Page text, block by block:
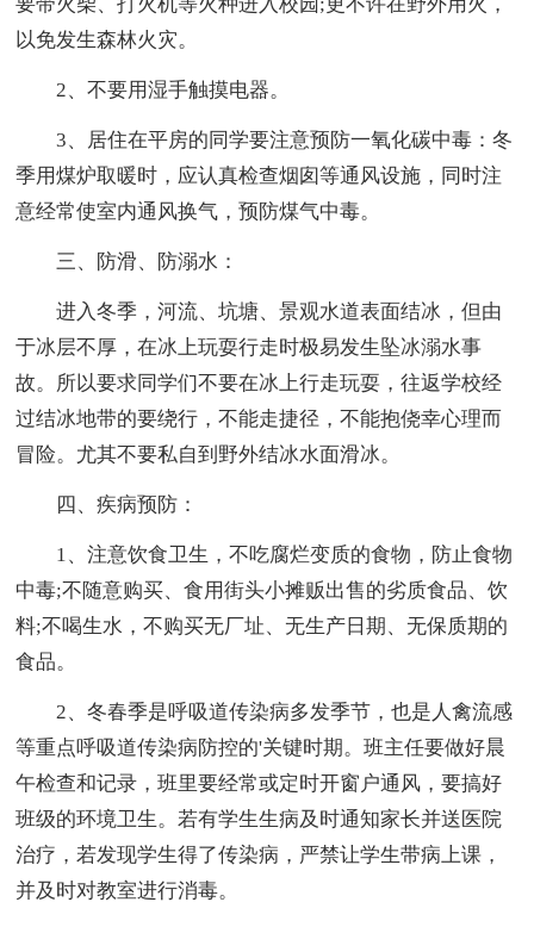
以免发生森林火灾。
2、不要用湿手触摸电器。
3、居住在平房的同学要注意预防一氧化碳中毒：冬
季用煤炉取暖时，应认真检查烟囱等通风设施，同时注
意经常使室内通风换气，预防煤气中毒。
三、防滑、防溺水：
进入冬季，河流、坑塘、景观水道表面结冰，但由
于冰层不厚，在冰上玩耍行走时极易发生坠冰溺水事
故。所以要求同学们不要在冰上行走玩耍，往返学校经
过结冰地带的要绕行，不能走捷径，不能抱侥幸心理而
冒险。尤其不要私自到野外结冰水面滑冰。
四、疾病预防：
1、注意饮食卫生，不吃腐烂变质的食物，防止食物
中毒;不随意购买、食用街头小摊贩出售的劣质食品、饮
料;不喝生水，不购买无厂址、无生产日期、无保质期的
食品。
2、冬春季是呼吸道传染病多发季节，也是人禽流感
等重点呼吸道传染病防控的'关键时期。班主任要做好晨
午检查和记录，班里要经常或定时开窗户通风，要搞好
班级的环境卫生。若有学生生病及时通知家长并送医院
治疗，若发现学生得了传染病，严禁让学生带病上课，
并及时对教室进行消毒。